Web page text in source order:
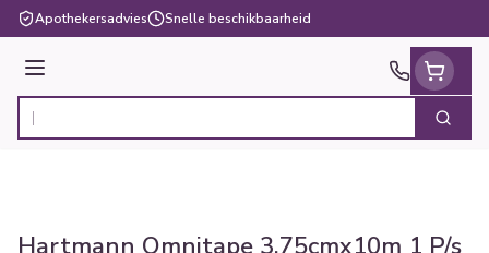
Ga naar de inhoud
Apothekersadvies Snelle beschikbaarheid
Menu
Product, merk, categorie... Zoek
Hartmann Omnitape 3,75cmx10m 1 P/s